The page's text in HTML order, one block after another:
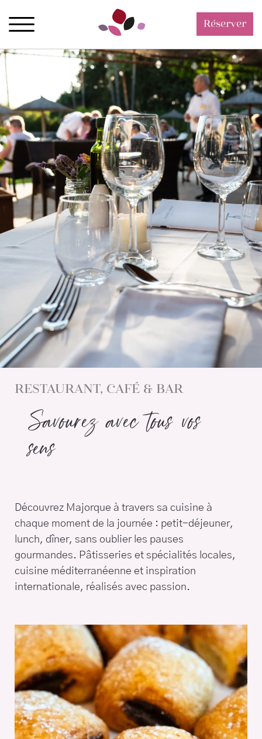
Réserver
RESTAURANT, CAFÉ & BAR
Savourez avec tous vos
sens
Découvrez Majorque à travers sa cuisine à
chaque moment de la journée : petit-déjeuner,
lunch, dîner, sans oublier les pauses
gourmandes. Pâtisseries et spécialités locales,
cuisine méditerranéenne et inspiration
internationale, réalisés avec passion.